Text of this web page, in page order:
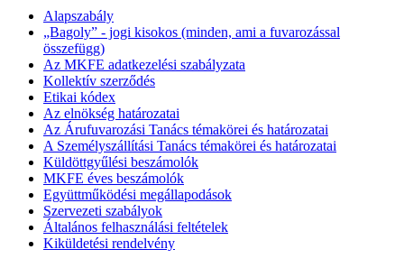
Alapszabály
„Bagoly” - jogi kisokos (minden, ami a fuvarozással
összefügg)
Az MKFE adatkezelési szabályzata
Kollektív szerződés
Etikai kódex
Az elnökség határozatai
Az Árufuvarozási Tanács témakörei és határozatai
A Személyszállítási Tanács témakörei és határozatai
Küldöttgyűlési beszámolók
MKFE éves beszámolók
Együttműködési megállapodások
Szervezeti szabályok
Általános felhasználási feltételek
Kiküldetési rendelvény